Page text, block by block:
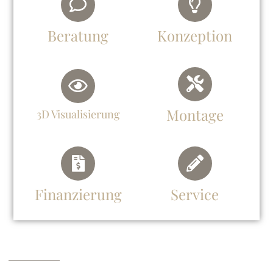
Beratung Konzeption
3D Visualisierung Montage
Finanzierung Service